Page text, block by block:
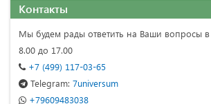
Контакты
Мы будем рады ответить на Ваши вопросы
8.00 до 17.00
+7 (499) 117-03-65
Telegram: 7universum
+79609483038